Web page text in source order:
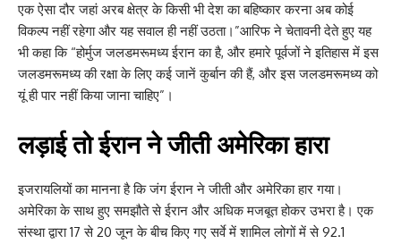
एक ऐसा दौर जहां अरब क्षेत्र के किसी भी देश का बहिष्कार करना अब कोई
विकल्प नहीं रहेगा और यह सवाल ही नहीं उठता।”आरिफ ने चेतावनी देते हुए यह
भी कहा कि “होर्मुज जलडमरूमध्य ईरान का है, और हमारे पूर्वजों ने इतिहास में इस
जलडमरूमध्य की रक्षा के लिए कई जानें कुर्बान की हैं, और इस जलडमरूमध्य को
यूं ही पार नहीं किया जाना चाहिए”।
लड़ाई तो ईरान ने जीती अमेरिका हारा
इजरायलियों का मानना है कि जंग ईरान ने जीती और अमेरिका हार गया।
अमेरिका के साथ हुए समझौते से ईरान और अधिक मजबूत होकर उभरा है। एक
संस्था द्वारा 17 से 20 जून के बीच किए गए सर्वे में शामिल लोगों में से 92.1